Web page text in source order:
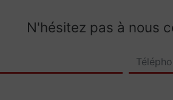
N'hésitez pas à nous